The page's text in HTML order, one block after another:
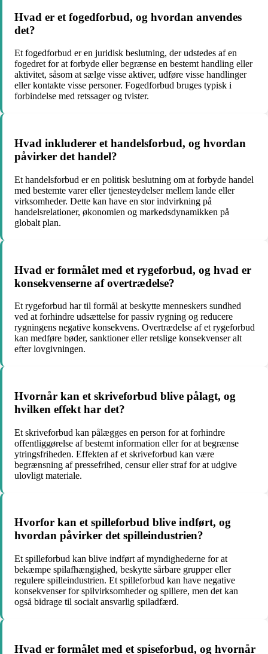
Hvad er et fogedforbud, og hvordan anvendes
det?
Et fogedforbud er en juridisk beslutning, der udstedes af en
fogedret for at forbyde eller begrænse en bestemt handling eller
aktivitet, såsom at sælge visse aktiver, udføre visse handlinger
eller kontakte visse personer. Fogedforbud bruges typisk i
forbindelse med retssager og tvister.
Hvad inkluderer et handelsforbud, og hvordan
påvirker det handel?
Et handelsforbud er en politisk beslutning om at forbyde handel
med bestemte varer eller tjenesteydelser mellem lande eller
virksomheder. Dette kan have en stor indvirkning på
handelsrelationer, økonomien og markedsdynamikken på
globalt plan.
Hvad er formålet med et rygeforbud, og hvad er
konsekvenserne af overtrædelse?
Et rygeforbud har til formål at beskytte menneskers sundhed
ved at forhindre udsættelse for passiv rygning og reducere
rygningens negative konsekvens. Overtrædelse af et rygeforbud
kan medføre bøder, sanktioner eller retslige konsekvenser alt
efter lovgivningen.
Hvornår kan et skriveforbud blive pålagt, og
hvilken effekt har det?
Et skriveforbud kan pålægges en person for at forhindre
offentliggørelse af bestemt information eller for at begrænse
ytringsfriheden. Effekten af et skriveforbud kan være
begrænsning af pressefrihed, censur eller straf for at udgive
ulovligt materiale.
Hvorfor kan et spilleforbud blive indført, og
hvordan påvirker det spilleindustrien?
Et spilleforbud kan blive indført af myndighederne for at
bekæmpe spilafhængighed, beskytte sårbare grupper eller
regulere spilleindustrien. Et spilleforbud kan have negative
konsekvenser for spilvirksomheder og spillere, men det kan
også bidrage til socialt ansvarlig spiladfærd.
Hvad er formålet med et spiseforbud, og hvornår